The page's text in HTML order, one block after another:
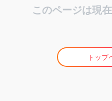
このページは現